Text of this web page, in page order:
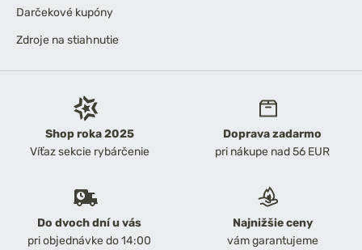
Shop roka 2025
Víťaz sekcie rybárčenie
Doprava zadarmo
pri nákupe nad 56 EUR
Do dvoch dní u vás
pri objednávke do 14:00
Najnižšie ceny
vám garantujeme
Darčekové kupóny
Zdroje na stiahnutie